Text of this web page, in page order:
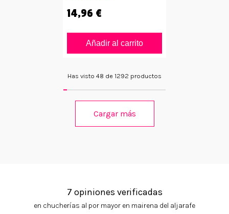
14,96 €
Añadir al carrito
Has visto 48 de 1292 productos
Cargar más
7 opiniones verificadas
en chucherías al por mayor en mairena del aljarafe